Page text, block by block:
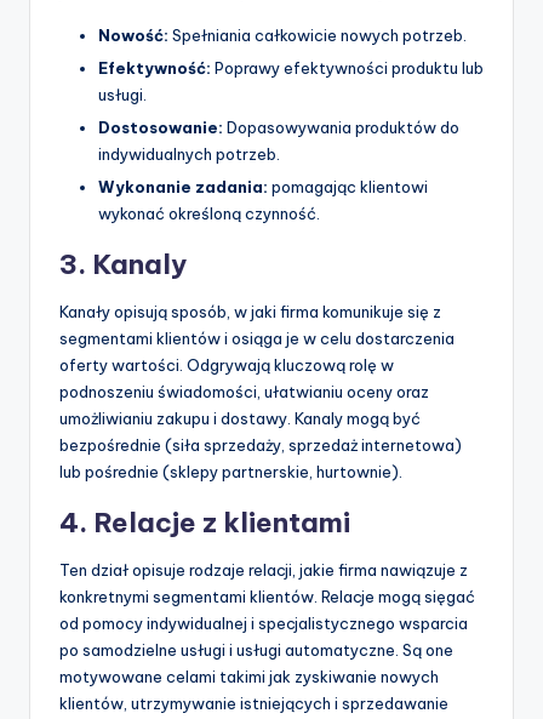
Nowość: Spełniania całkowicie nowych potrzeb.
Efektywność: Poprawy efektywności produktu lub
usługi.
Dostosowanie: Dopasowywania produktów do
indywidualnych potrzeb.
Wykonanie zadania: pomagając klientowi
wykonać określoną czynność.
3. Kanaly
Kanały opisują sposób, w jaki firma komunikuje się z
segmentami klientów i osiąga je w celu dostarczenia
oferty wartości. Odgrywają kluczową rolę w
podnoszeniu świadomości, ułatwianiu oceny oraz
umożliwianiu zakupu i dostawy. Kanaly mogą być
bezpośrednie (siła sprzedaży, sprzedaż internetowa)
lub pośrednie (sklepy partnerskie, hurtownie).
4. Relacje z klientami
Ten dział opisuje rodzaje relacji, jakie firma nawiązuje z
konkretnymi segmentami klientów. Relacje mogą sięgać
od pomocy indywidualnej i specjalistycznego wsparcia
po samodzielne usługi i usługi automatyczne. Są one
motywowane celami takimi jak zyskiwanie nowych
klientów, utrzymywanie istniejących i sprzedawanie